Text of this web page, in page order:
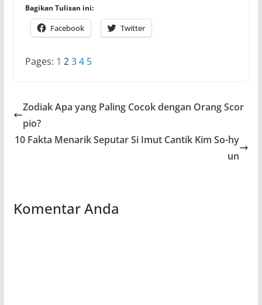
Bagikan Tulisan ini:
Facebook Twitter
Pages: 1 234 5
Zodiak Apa yang Paling Cocok dengan Orang Scor
pio?
10 Fakta Menarik Seputar Si Imut Cantik Kim So-hy
un
Komentar Anda